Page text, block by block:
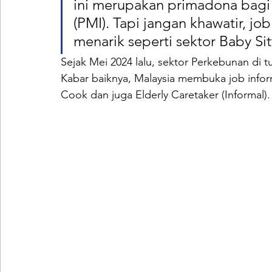
ini merupakan primadona
(PMI). Tapi jangan khawatir,
menarik seperti sektor Baby
Sejak Mei 2024 lalu, sektor Perkebunan di
Kabar baiknya, Malaysia membuka job
Cook dan juga Elderly Caretaker